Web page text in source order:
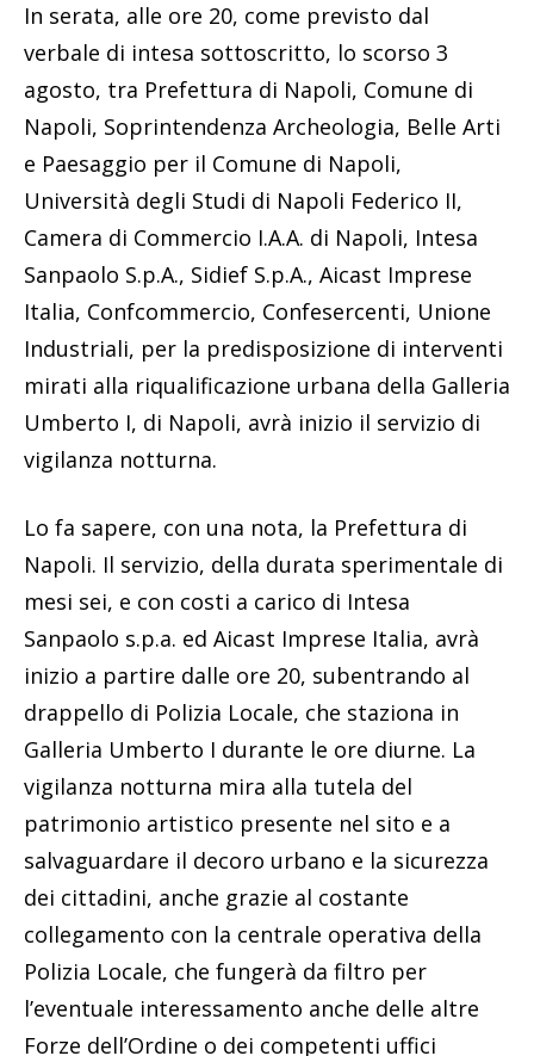
In serata, alle ore 20, come previsto dal
verbale di intesa sottoscritto, lo scorso 3
agosto, tra Prefettura di Napoli, Comune di
Napoli, Soprintendenza Archeologia, Belle Arti
e Paesaggio per il Comune di Napoli,
Università degli Studi di Napoli Federico II,
Camera di Commercio I.A.A. di Napoli, Intesa
Sanpaolo S.p.A., Sidief S.p.A., Aicast Imprese
Italia, Confcommercio, Confesercenti, Unione
Industriali, per la predisposizione di interventi
mirati alla riqualificazione urbana della Galleria
Umberto I, di Napoli, avrà inizio il servizio di
vigilanza notturna.
Lo fa sapere, con una nota, la Prefettura di
Napoli. Il servizio, della durata sperimentale di
mesi sei, e con costi a carico di Intesa
Sanpaolo s.p.a. ed Aicast Imprese Italia, avrà
inizio a partire dalle ore 20, subentrando al
drappello di Polizia Locale, che staziona in
Galleria Umberto I durante le ore diurne. La
vigilanza notturna mira alla tutela del
patrimonio artistico presente nel sito e a
salvaguardare il decoro urbano e la sicurezza
dei cittadini, anche grazie al costante
collegamento con la centrale operativa della
Polizia Locale, che fungerà da filtro per
l’eventuale interessamento anche delle altre
Forze dell’Ordine o dei competenti uffici